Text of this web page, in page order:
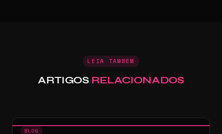
LEIA TAMBÉM
ARTIGOS RELACIONADOS
BLOG